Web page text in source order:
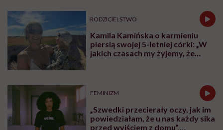
RODZICIELSTWO
Kamila Kamińska o karmieniu
piersią swojej 5-letniej córki: „W
jakich czasach my żyjemy, że
FEMINIZM
„Szwedki przecierały oczy, jak im
powiedziałam, że u nas każdy sika
przed wyjściem z domu”.